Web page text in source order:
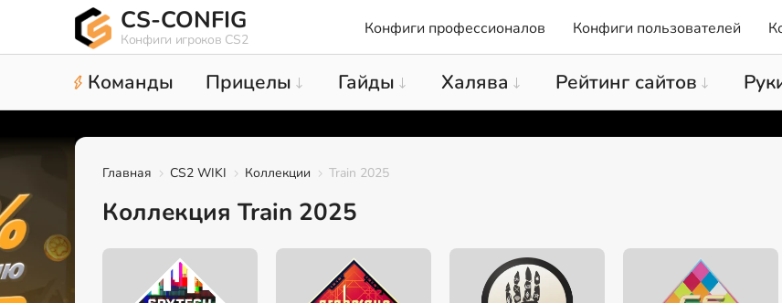
CS-CONFIG
Конфиги игроков CS2
Конфиги профессионалов Конфиги пользователей
Команды Прицелы Гайды Халява Рейтинг сайтов
Главная CS2 WIKI Коллекции Train 2025
Коллекция Train 2025